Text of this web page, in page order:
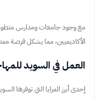
مع وجود جامعات ومدارس
الأكاديميين، مما يشكل فرصة
العمل في السويد
إحدى أبرز المزايا التي توفرها